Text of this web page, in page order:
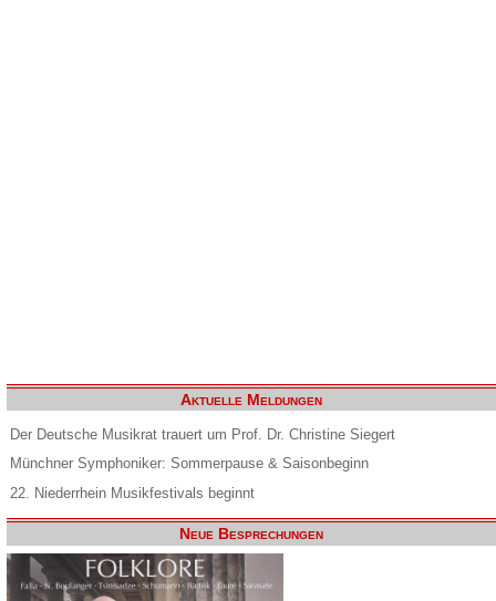
Aktuelle Meldungen
Der Deutsche Musikrat trauert um Prof. Dr. Christine Siegert
Münchner Symphoniker: Sommerpause & Saisonbeginn
22. Niederrhein Musikfestivals beginnt
Neue Besprechungen